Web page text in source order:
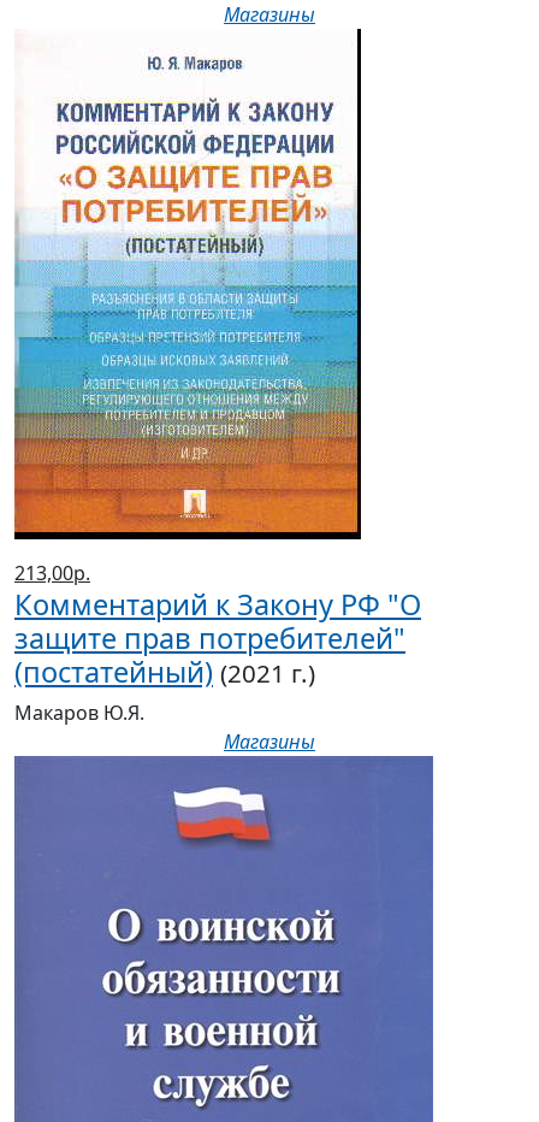
Магазины
213,00р.
Комментарий к Закону РФ "О
защите прав потребителей"
(постатейный) (2021 г.)
Макаров Ю.Я.
Магазины